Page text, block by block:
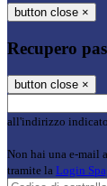
button close ×
Recupero
button close ×
all'indirizzo
Non hai una e-mail
tramite la Login